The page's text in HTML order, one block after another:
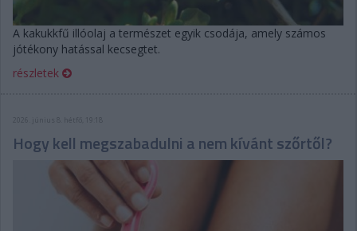
A kakukkfű illóolaj a természet egyik csodája, amely számos
jótékony hatással kecsegtet.
részletek
2026. június 8. hétfő, 19:18
Hogy kell megszabadulni a nem kívánt szőrtől?